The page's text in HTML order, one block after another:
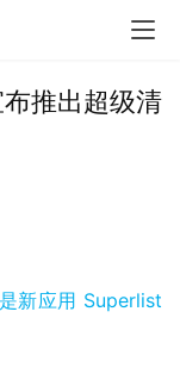
推出超级清
新应用 Superlist